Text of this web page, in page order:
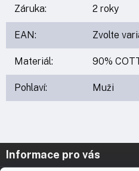
Záruka: 2 roky
EAN: Zvolte
Materiál: 90%
Pohlaví: Muži
ZInformace pro vás